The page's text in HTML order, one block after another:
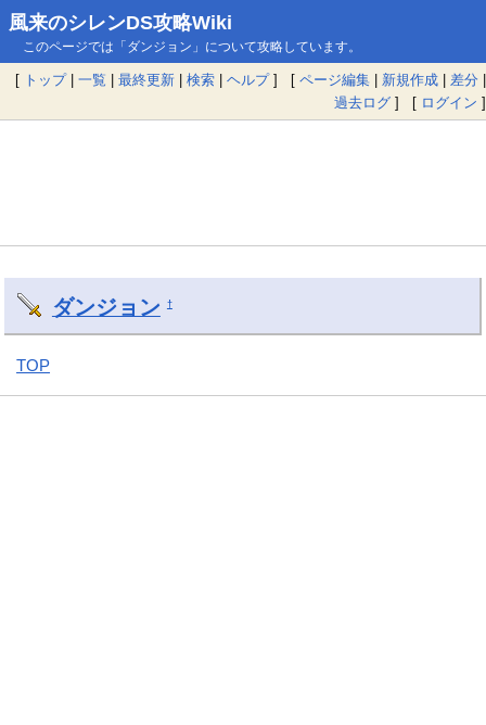
風来のシレンDS攻略Wiki
このページでは「ダンジョン」について攻略しています。
[ トップ| 一覧 | 最終更新 | 検索 | ヘルプ] [ ページ編集 | 新規作成 | 差分 |
過去ログ ] [ ログイン ]
ダンジョン †
TOP